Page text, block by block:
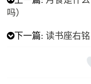
吗）
下一篇:读书座右铭